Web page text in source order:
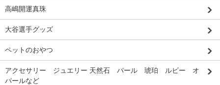
高嶋開運真珠
大谷選手グッズ
ペットのおやつ
アクセサリー ジュエリー 天然石 パール 琥珀 ルビー オ
パールなど